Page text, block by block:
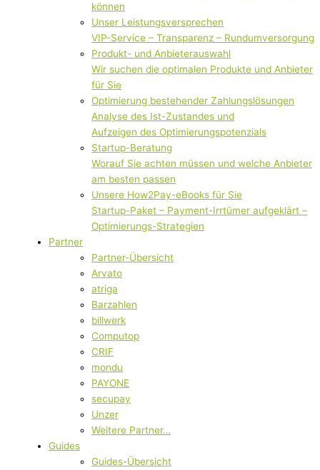
können
Unser Leistungsversprechen
VIP-Service – Transparenz – Rundumversorgung
Produkt- und Anbieterauswahl
Wir suchen die optimalen Produkte und Anbieter
für Sie
Optimierung bestehender Zahlungslösungen
Analyse des Ist-Zustandes und
Aufzeigen des Optimierungspotenzials
Startup-Beratung
Worauf Sie achten müssen und welche Anbieter
am besten passen
Unsere How2Pay-eBooks für Sie
Startup-Paket – Payment-Irrtümer aufgeklärt –
Optimierungs-Strategien
Partner
Partner-Übersicht
Arvato
atriga
Barzahlen
billwerk
Computop
CRIF
mondu
PAYONE
secupay
Unzer
Weitere Partner…
Guides
Guides-Übersicht